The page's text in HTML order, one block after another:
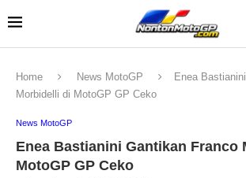
Home News MotoGP
Enea
Morbidelli di MotoGP GP Ceko
News MotoGP
Enea Bastianini Gantikan Franco
MotoGP GP Ceko